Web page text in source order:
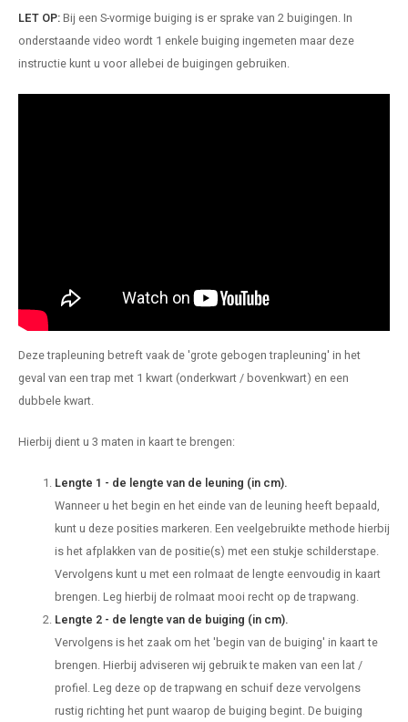
LET OP:Bij een S-vormige buiging is er sprake van 2 buigingen. In
onderstaande video wordt 1 enkele buiging ingemeten maar deze
instructie kunt u voor allebei de buigingen gebruiken.
Deze trapleuning betreft vaak de 'grote gebogen trapleuning' in het
geval van een trap met 1 kwart (onderkwart / bovenkwart) en een
dubbele kwart.
Hierbij dient u 3 maten in kaart te brengen:
Lengte 1 - de lengte van de leuning (in cm).
Wanneer u het begin en het einde van de leuning heeft bepaald,
kunt u deze posities markeren. Een veelgebruikte methode hierbij
is het afplakken van de positie(s) met een stukje schilderstape.
Vervolgens kunt u met een rolmaat de lengte eenvoudig in kaart
brengen. Leg hierbij de rolmaat mooi recht op de trapwang.
Lengte 2 - de lengte van de buiging (in cm).
Vervolgens is het zaak om het 'begin van de buiging' in kaart te
brengen. Hierbij adviseren wij gebruik te maken van een lat /
profiel. Leg deze op de trapwang en schuif deze vervolgens
rustig richting het punt waarop de buiging begint. De buiging